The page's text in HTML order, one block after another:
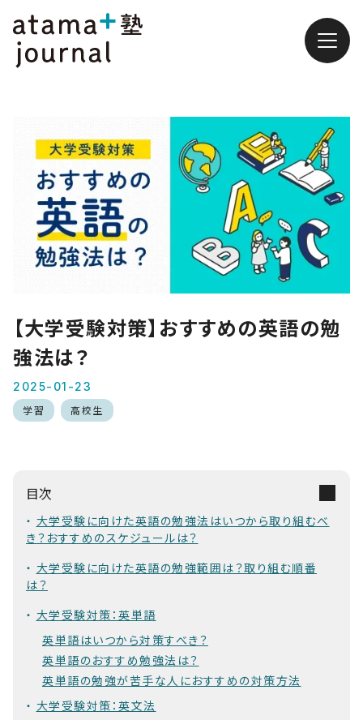
【大学受験対策】おすすめの英語の勉
強法は？
2025-01-23
学習
高校生
目次
大学受験に向けた英語の勉強法はいつから取り組むべ
き？おすすめのスケジュールは？
大学受験に向けた英語の勉強範囲は？取り組む順番
は？
大学受験対策：英単語
英単語はいつから対策すべき？
英単語のおすすめ勉強法は？
英単語の勉強が苦手な人におすすめの対策方法
大学受験対策：英文法